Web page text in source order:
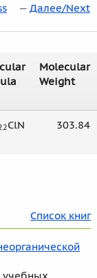
— Далее/Next
Molecular
Weight
ClN 303.84
Список книг
учебных